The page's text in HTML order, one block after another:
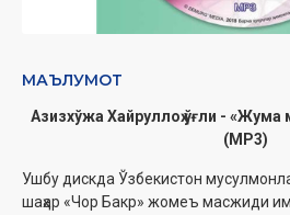
МАЪЛУМОТ
Азизхўжа Хайруллоҳ ўғли -
(МР3)
Ушбу дискда Ўзбекистон
шаҳар «Чор Бакр» жомеъ масжиди